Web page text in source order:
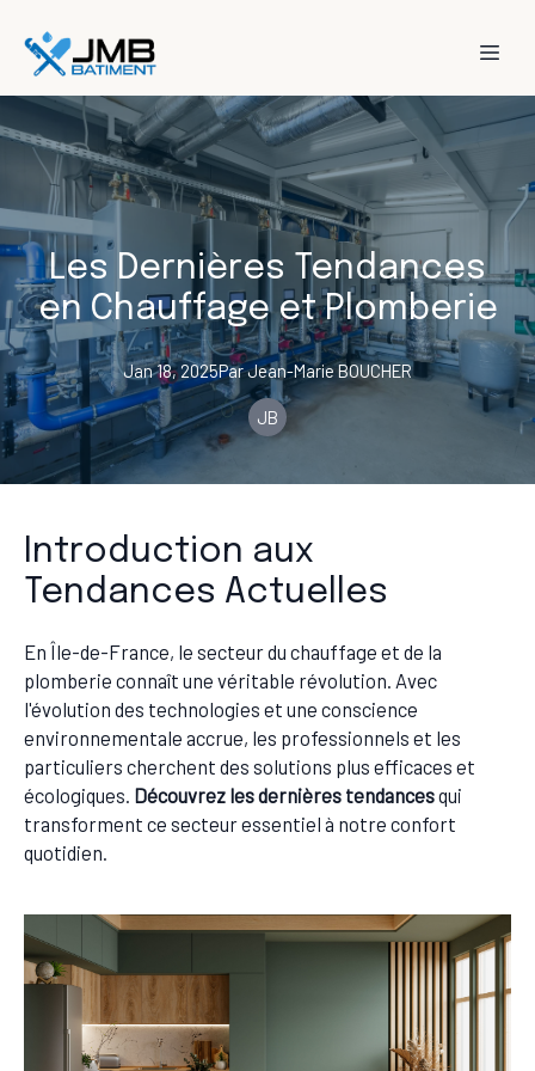
Les Dernières Tendances
en Chauffage et Plomberie
Jan 18, 2025ParJean-Marie BOUCHER
JB
Introduction aux
Tendances Actuelles
En Île-de-France, le secteur du chauffage et de la
plomberie connaît une véritable révolution. Avec
l'évolution des technologies et une conscience
environnementale accrue, les professionnels et les
particuliers cherchent des solutions plus efficaces et
écologiques. Découvrez les dernières tendancesqui
transforment ce secteur essentiel à notre confort
quotidien.